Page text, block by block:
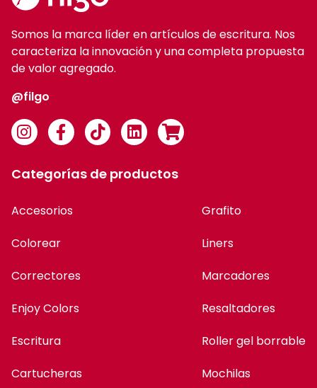
Somos la marca líder en artículos de escritura. Nos
caracteriza la innovación y una completa propuesta
de valor agregado.
@filgo
Categorías de productos
Accesorios
Colorear
Correctores
Enjoy Colors
Escritura
Cartucheras
Grafito
Liners
Marcadores
Resaltadores
Roller gel borrable
Mochilas